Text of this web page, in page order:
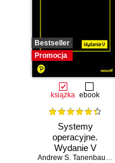
Bestseller
Promocja
książka ebook
Systemy
operacyjne.
Wydanie V
Andrew S. Tanenbaum,